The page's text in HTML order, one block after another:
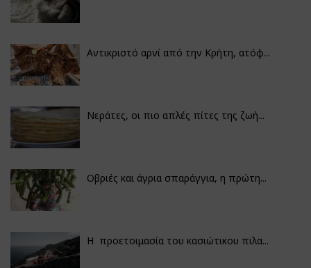
Αντικριστό αρνί από την Κρήτη, ατόφ...
Νεράτες, οι πιο απλές πίτες της ζωή...
Οβριές και άγρια σπαράγγια, η πρώτη...
Η προετοιμασία του κασιώτικου πιλα...